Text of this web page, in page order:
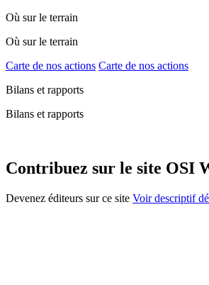
Où sur le terrain
Où sur le terrain
Carte de nos actions Carte de nos actions
Bilans et rapports
Bilans et rapports
Contribuez sur le site OSI
Devenez éditeurs sur ce site Voir descriptif